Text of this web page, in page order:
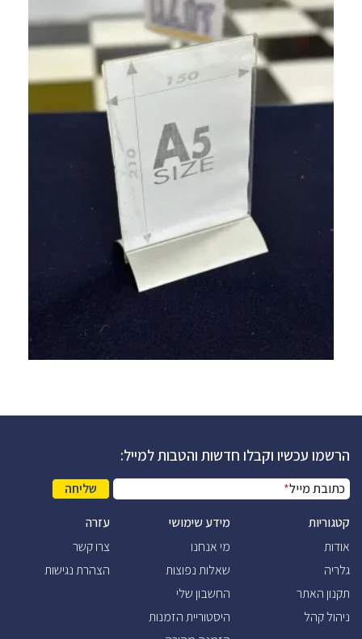
הרשמו עכשיו וקבלו חדשות והטבות למייל:
כתובת מייל*
שליחה
קטגוריות
אודות
גלריה
תקנון האתר
ניהול קהל
מידע שימושי
מי אנחנו
שאלות נפוצות
החשבון שלי
היסטוריית הזמנות
עזרה
צרו קשר
הצהרת נגישות